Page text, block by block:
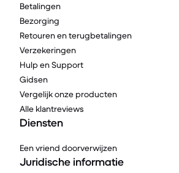
Betalingen
Bezorging
Retouren en terugbetalingen
Verzekeringen
Hulp en Support
Gidsen
Vergelijk onze producten
Alle klantreviews
Diensten
Een vriend doorverwijzen
Juridische informatie